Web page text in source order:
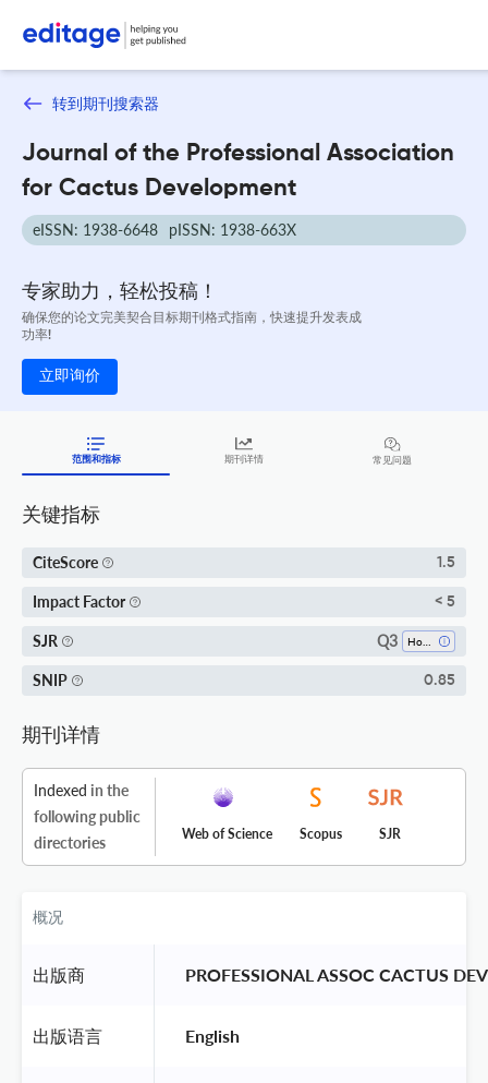
转到期刊搜索器
Journal of the Professional Association
for Cactus Development
eISSN: 1938-6648 pISSN: 1938-663X
专家助力，轻松投稿！
确保您的论文完美契合目标期刊格式指南，快速提升发表成
功率!
立即询价
范围和指标 期刊详情 常见问题
关键指标
CiteScore 1.5
Impact Factor < 5
SJR Q3
SNIP 0.85
期刊详情
Indexed in the
following public
directories
Web of Science Scopus SJR
概况
出版商 PROFESSIONAL ASSOC CACTUS
出版语言 English